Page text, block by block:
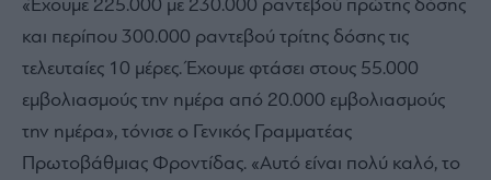
«Έχουμε 225.000 με 230.000 ραντεβού πρώτης δόσης
και περίπου 300.000 ραντεβού τρίτης δόσης τις
τελευταίες 10 μέρες. Έχουμε φτάσει στους 55.000
εμβολιασμούς την ημέρα από 20.000 εμβολιασμούς
την ημέρα», τόνισε ο Γενικός Γραμματέας
Πρωτοβάθμιας Φροντίδας. «Αυτό είναι πολύ καλό, το